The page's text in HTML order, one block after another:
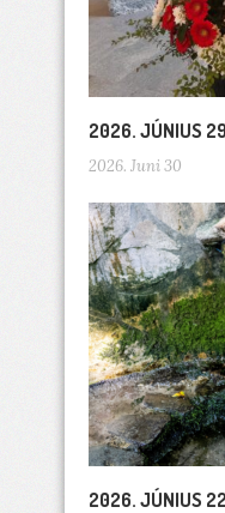
2026. JÚNIUS
2026. Juni 30
2026. JÚNIUS